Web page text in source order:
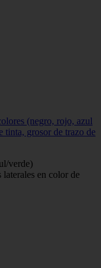
(negro, rojo, azul
tinta, grosor de trazo de
verde)
en color de